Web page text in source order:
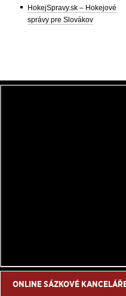
HokejSpravy.sk – Hokejové
správy pre Slovákov
ONLINE SÁZKOVÉ